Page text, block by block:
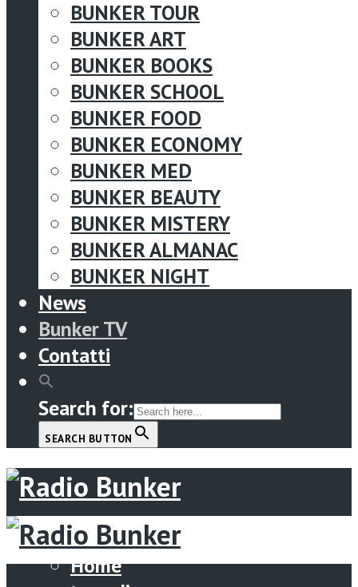
BUNKER TOUR
BUNKER ART
BUNKER BOOKS
BUNKER SCHOOL
BUNKER FOOD
BUNKER ECONOMY
BUNKER MED
BUNKER BEAUTY
BUNKER MISTERY
BUNKER ALMANAC
BUNKER NIGHT
News
Bunker TV
Contatti
Search for:
SEARCH BUTTON
Menu
Home